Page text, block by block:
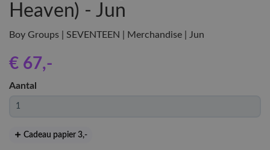
Heaven) - Jun
Boy Groups | SEVENTEEN | Merchandise | Jun
€ 67,-
Aantal
Cadeau papier 3,-